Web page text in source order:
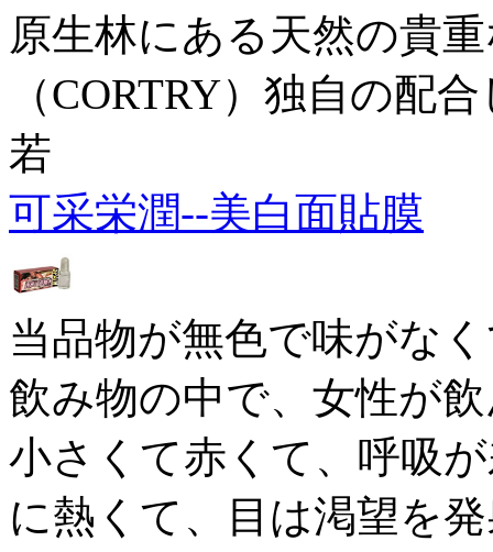
原生林にある天然の貴
（CORTRY）独自の配
若
可采栄潤--美白面貼膜
当品物が無色で味がな
飲み物の中で、女性が
小さくて赤くて、呼吸
に熱くて、目は渇望を